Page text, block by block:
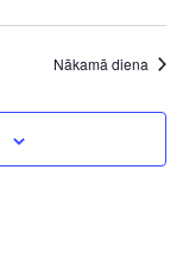
Nākamā diena